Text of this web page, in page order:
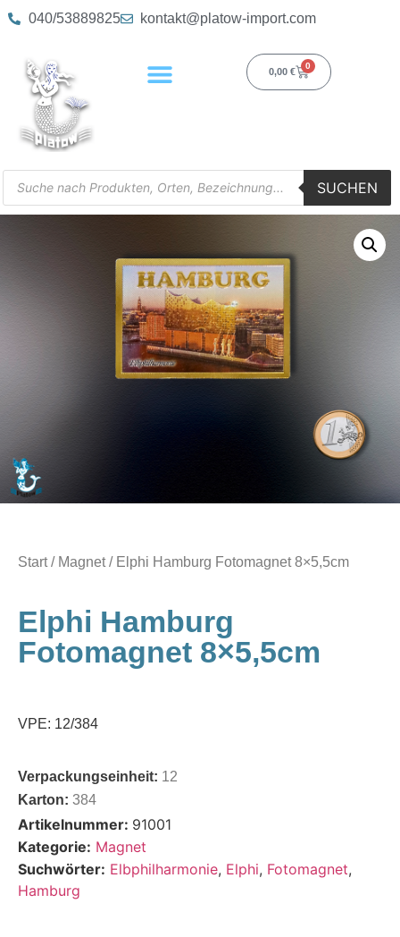
040/53889825 kontakt@platow-import.com
0,00 €
0
SUCHEN
Start/ Magnet/ Elphi Hamburg Fotomagnet 8×5,5cm
Elphi Hamburg
Fotomagnet 8×5,5cm
VPE: 12/384
Verpackungseinheit: 12
Karton: 384
Artikelnummer: 91001
Kategorie: Magnet
Suchwörter: Elbphilharmonie, Elphi, Fotomagnet,
Hamburg